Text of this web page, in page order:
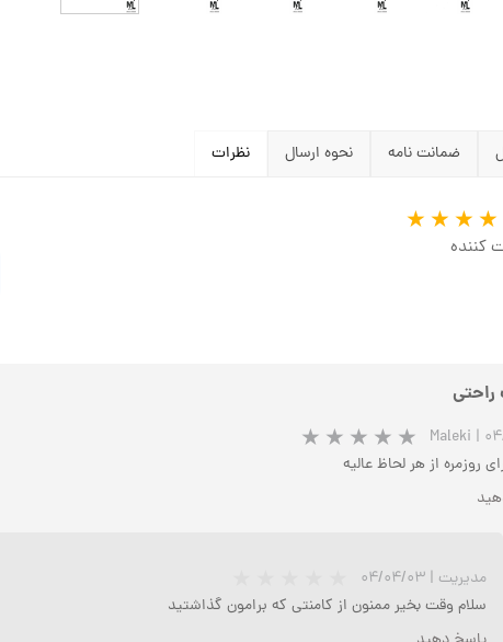
ضمانت نامه نحوه ارسال نظرات
راحتی
Maleki |
روزمره از هر لحاظ عالیه
مدیریت | ۰۴/۰۴/۰۳
سلام وقت بخیر ممنون از کامنتی که برامون گذاشتید